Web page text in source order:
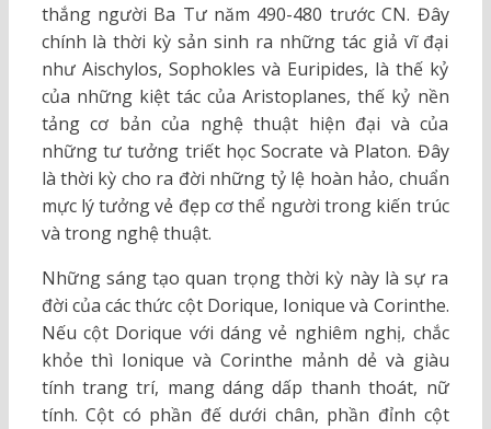
thắng người Ba Tư năm 490-480 trước CN. Đây
chính là thời kỳ sản sinh ra những tác giả vĩ đại
như Aischylos, Sophokles và Euripides, là thế kỷ
của những kiệt tác của Aristoplanes, thế kỷ nền
tảng cơ bản của nghệ thuật hiện đại và của
những tư tưởng triết học Socrate và Platon. Đây
là thời kỳ cho ra đời những tỷ lệ hoàn hảo, chuẩn
mực lý tưởng vẻ đẹp cơ thể người trong kiến trúc
và trong nghệ thuật.
Những sáng tạo quan trọng thời kỳ này là sự ra
đời của các thức cột Dorique, Ionique và Corinthe.
Nếu cột Dorique với dáng vẻ nghiêm nghị, chắc
khỏe thì Ionique và Corinthe mảnh dẻ và giàu
tính trang trí, mang dáng dấp thanh thoát, nữ
tính. Cột có phần đế dưới chân, phần đỉnh cột